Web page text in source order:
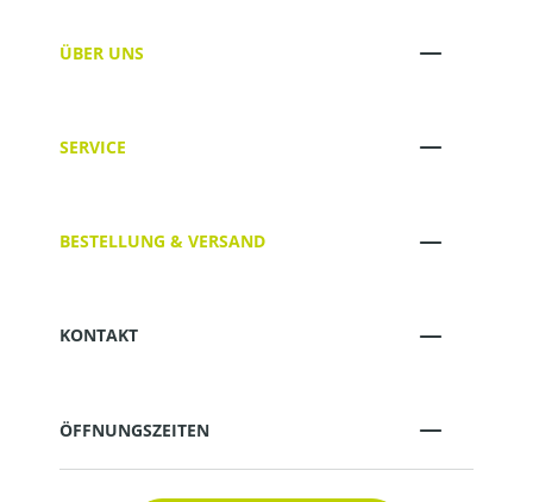
ÜBER UNS
SERVICE
BESTELLUNG & VERSAND
KONTAKT
ÖFFNUNGSZEITEN